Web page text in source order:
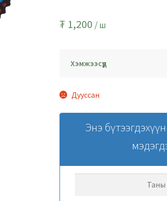
₮1,200 / ш
Хэмжээсүүд
Дууссан
Энэ